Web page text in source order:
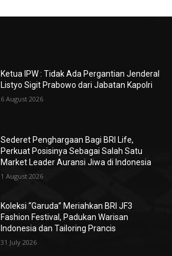
Ketua IPW : Tidak Ada Pergantian Jenderal
Listyo Sigit Prabowo dari Jabatan Kapolri
6 August 2026
Sederet Penghargaan Bagi BRI Life,
Perkuat Posisinya Sebagai Salah Satu
Market Leader Auransi Jiwa di Indonesia
1 August 2026
Koleksi “Garuda” Meriahkan BRI JF3
Fashion Festival, Padukan Warisan
Indonesia dan Tailoring Prancis
31 July 2026